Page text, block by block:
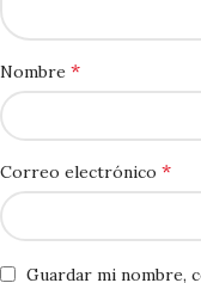
Nombre *
Correo electrónico *
Guardar mi nombre,